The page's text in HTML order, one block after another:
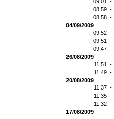
08:59 -
08:58 -
04/09/2009
09:52 -
09:51 -
09:47 -
26/08/2009
11:51 -
11:49 -
20/08/2009
11:37 -
11:35 -
11:32 -
17/08/2009